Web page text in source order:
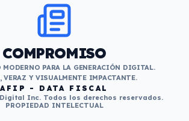
COMPROMISO
PARA LA GENERACIÓN DIGITAL.
VERAZ Y VISUALMENTE IMPACTANTE.
AFIP - DATA FISCAL
Inc. Todos los derechos reservados.
PROPIEDAD INTELECTUAL